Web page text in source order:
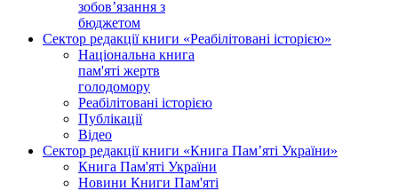
зобов’язання з
бюджетом
Сектор редакції книги «Реабілітовані історією»
Національна книга
пам'яті жертв
голодомору
Реабілітовані історією
Публікації
Відео
Сектор редакції книги «Книга Пам’яті України»
Книга Пам'яті України
Новини Книги Пам'яті